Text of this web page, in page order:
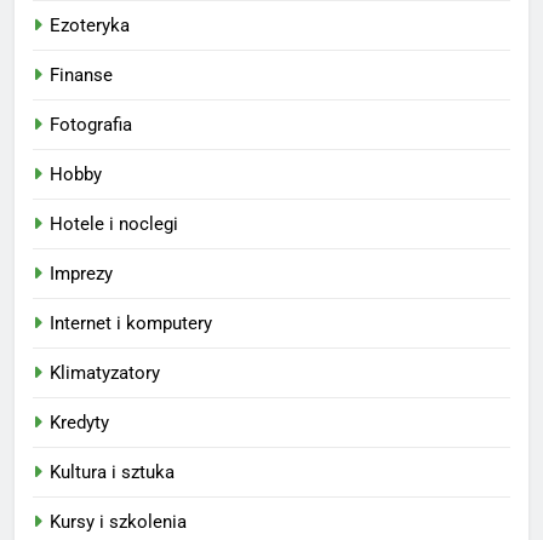
Ezoteryka
Finanse
Fotografia
Hobby
Hotele i noclegi
Imprezy
Internet i komputery
Klimatyzatory
Kredyty
Kultura i sztuka
Kursy i szkolenia